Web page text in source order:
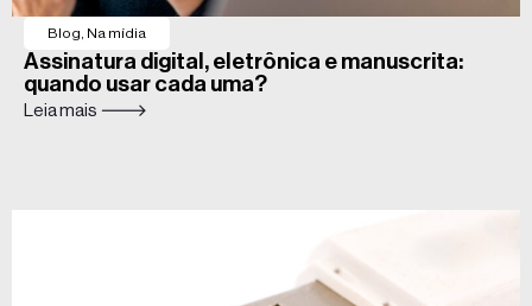
Blog Na mídia
Assinatura digital, eletrônica e manuscrita:
quando usar cada uma?
Leia mais 🡒